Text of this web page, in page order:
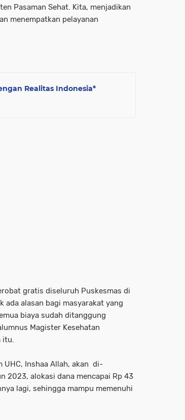
Pasaman Sehat. Kita, menjadikan
menempatkan pelayanan
Realitas Indonesia*
gratis diseluruh Puskesmas di
ada alasan bagi masyarakat yang
biaya sudah ditanggung
Magister Kesehatan
itu.
UHC, Inshaa Allah, akan di-
2023, alokasi dana mencapai Rp 43
lagi, sehingga mampu memenuhi